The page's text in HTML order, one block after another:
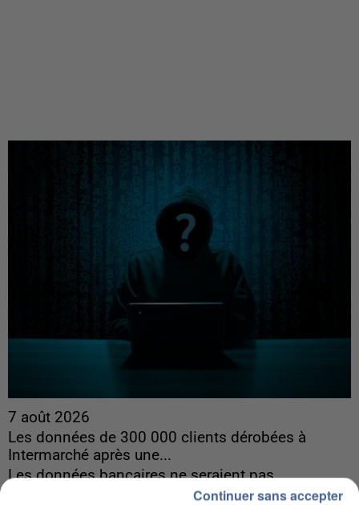
7 août 2026
Les données de 300 000 clients dérobées à
Intermarché après une...
Les données bancaires ne seraient pas
Continuer sans accepter